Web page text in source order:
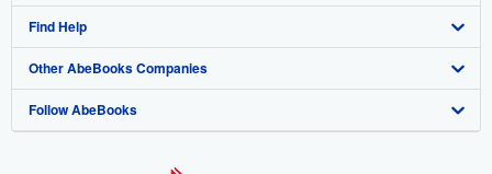
My Account
My Orders
View Basket
Join Our Affiliate Program
Book Buyback
Refer a seller
About AbeBooks
Media
Careers
Find Help
Help
Customer Support
Other AbeBooks Companies
AbeBooks.co.uk
Follow AbeBooks